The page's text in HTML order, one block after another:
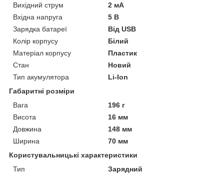
Вихідний струм
2 мА
Вхідна напруга
5 В
Зарядка батареї
Від USB
Колір корпусу
Білий
Матеріал корпусу
Пластик
Стан
Новий
Тип акумулятора
Li-Ion
Габаритні розміри
Вага
196 г
Висота
16 мм
Довжина
148 мм
Ширина
70 мм
Користувальницькі характеристики
Тип
Зарядний